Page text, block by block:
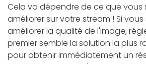
Cela va dépendre de ce que vous
améliorer sur votre stream ! Si
améliorer la qualité de l'image,
premier semble la solution la plus
pour obtenir immédiatement un